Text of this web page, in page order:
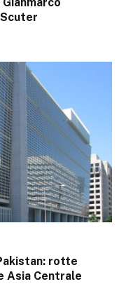
rotte
Asia Centrale